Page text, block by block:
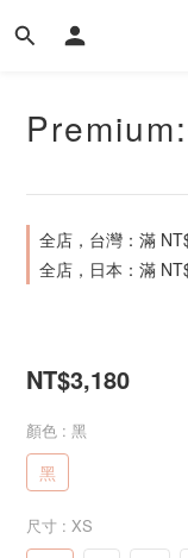
全店，台灣：滿
全店，日本：滿
NT$3,180
顏色 : 黑
黑
尺寸 : XS